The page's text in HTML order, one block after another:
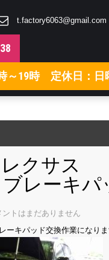
t.factory6063@gmail.com
～19時 定休日：日
クサス
レーキパ
ントはまだありません
ーキパッド交換作業になりま